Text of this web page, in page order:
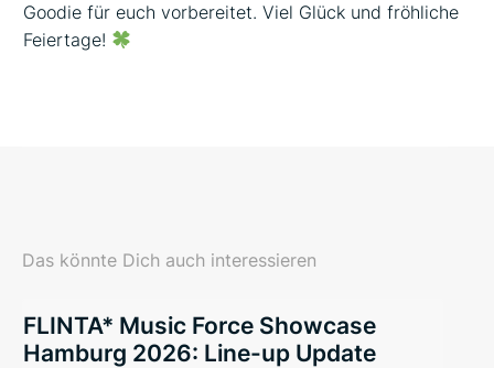
Goodie für euch vorbereitet. Viel Glück und fröhliche
Feiertage!
Das könnte Dich auch interessieren
FLINTA* Music Force Showcase
Hamburg 2026: Line-up Update